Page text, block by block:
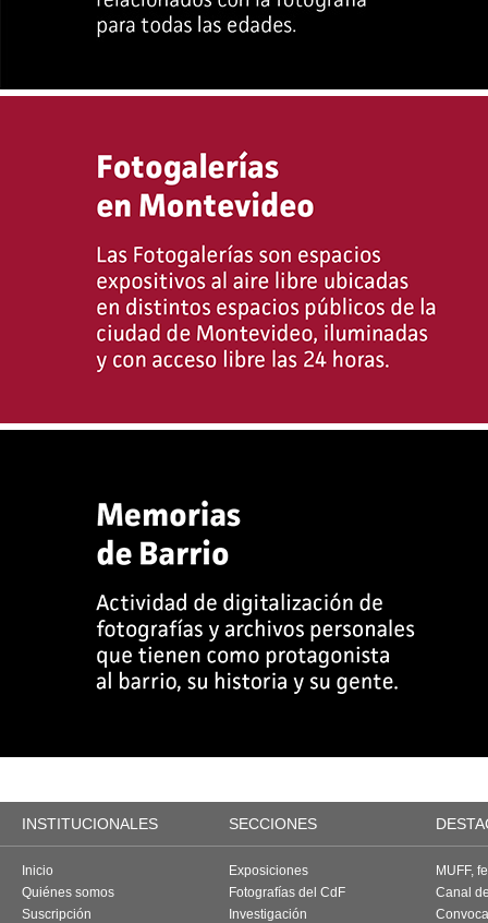
INSTITUCIONALES SECCIONES
Inicio
Quiénes somos
Suscripción
Exposiciones
Fotografías del CdF
Investigación
MUFF,
Canal